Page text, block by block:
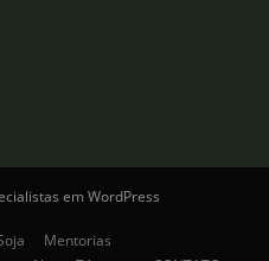
em WordPress
Mentorias